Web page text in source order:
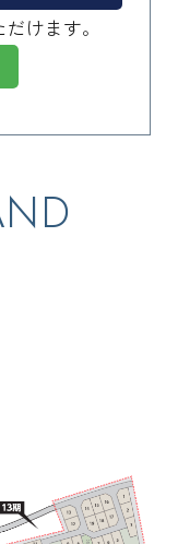
けます。